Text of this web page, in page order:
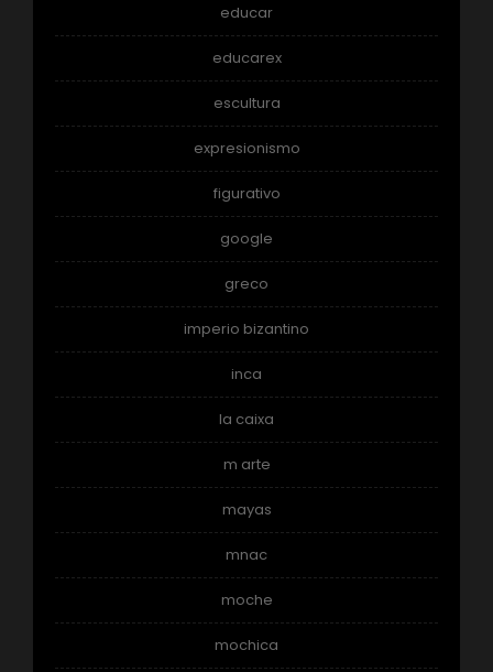
educar
educarex
escultura
expresionismo
figurativo
google
greco
imperio bizantino
inca
la caixa
m arte
mayas
mnac
moche
mochica